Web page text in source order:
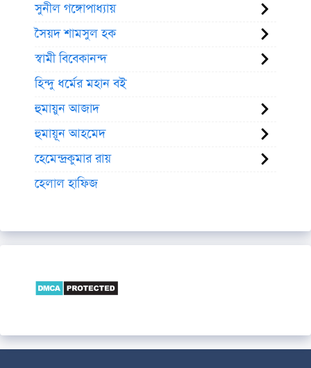
সুনীল গঙ্গোপাধ্যায়
সৈয়দ শামসুল হক
স্বামী বিবেকানন্দ
হিন্দু ধর্মের মহান বই
হুমায়ুন আজাদ
হুমায়ূন আহমেদ
হেমেন্দ্রকুমার রায়
হেলাল হাফিজ